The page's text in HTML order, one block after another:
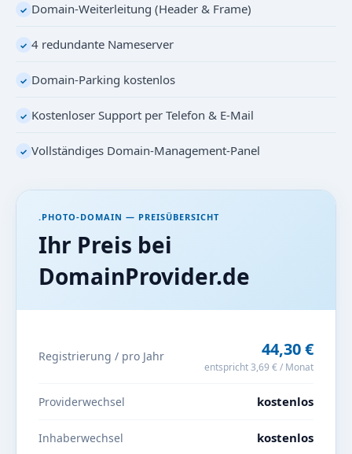
✓ Domain-Weiterleitung (Header & Frame)
✓ 4 redundante Nameserver
✓ Domain-Parking kostenlos
✓ Kostenloser Support per Telefon & E-Mail
✓ Vollständiges Domain-Management-Panel
.PHOTO-DOMAIN — PREISÜBERSICHT
Ihr Preis bei
DomainProvider.de
Registrierung / pro Jahr 44,30 €
entspricht 3,69 € / Monat
Providerwechsel kostenlos
Inhaberwechsel kostenlos